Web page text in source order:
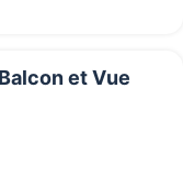
et Vue